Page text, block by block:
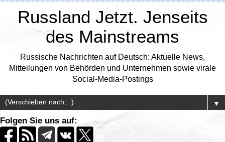
Russland Jetzt. Jenseits
des Mainstreams
Russische Nachrichten auf Deutsch: Aktuelle News,
Mitteilungen von Behörden und Unternehmen sowie virale
Social-Media-Postings
▼
Folgen Sie uns auf: